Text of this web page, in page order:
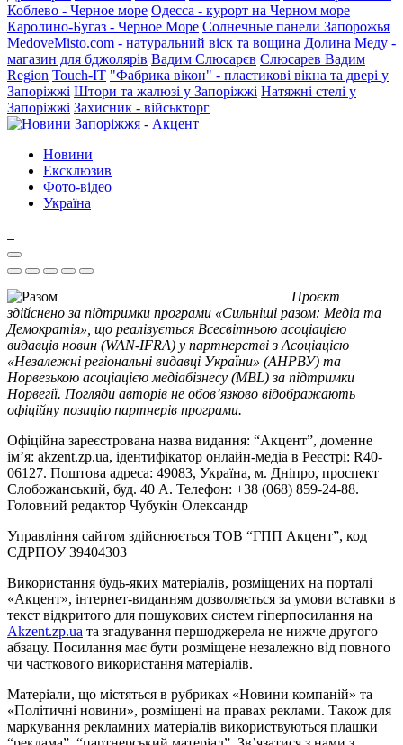
Коблево - Черное море Одесса - курорт на Черном море
Каролино-Бугаз - Черное Море Солнечные панели Запорожья
MedoveMisto.com - натуральний віск та вощина Долина Меду -
магазин для бджолярів Вадим Слюсарєв Слюсарев Вадим
Region Touch-IT "Фабрика вікон" - пластикові вікна та двері у
Запоріжжі Штори та жалюзі у Запоріжжі Натяжні стелі у
Запоріжжі Захисник - військторг
Новини
Ексклюзив
Фото-відео
Україна
Проєкт
здійснено за підтримки програми «Сильніші разом: Медіа та
Демократія», що реалізується Всесвітньою асоціацією
видавців новин (WAN-IFRA) у партнерстві з Асоціацією
«Незалежні регіональні видавці України» (АНРВУ) та
Норвезькою асоціацією медіабізнесу (MBL) за підтримки
Норвегії. Погляди авторів не обов’язково відображають
офіційну позицію партнерів програми.
Офіційна зареєстрована назва видання: “Акцент”, доменне
ім’я: akzent.zp.ua, ідентифікатор онлайн-медіа в Реєстрі: R40-
06127. Поштова адреса: 49083, Україна, м. Дніпро, проспект
Слобожанський, буд. 40 А. Телефон: +38 (068) 859-24-88.
Головний редактор Чубукін Олександр
Управління сайтом здійснюється ТОВ “ГПП Акцент”, код
ЄДРПОУ 39404303
Використання будь-яких матеріалів, розміщених на порталі
«Акцент», інтернет-виданням дозволяється за умови вставки в
текст відкритого для пошукових систем гіперпосилання на
Akzent.zp.ua та згадування першоджерела не нижче другого
абзацу. Посилання має бути розміщене незалежно від повного
чи часткового використання матеріалів.
Матеріали, що містяться в рубриках «Новини компаній» та
«Політичні новини», розміщені на правах реклами. Також для
маркування рекламних матеріалів використвуються плашки